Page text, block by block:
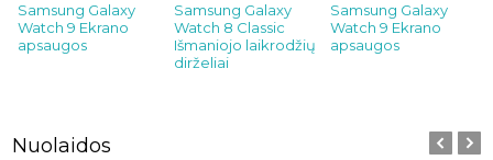
Samsung Galaxy
Watch 9 Ekrano
apsaugos
Samsung Galaxy
Watch 8 Classic
Išmaniojo laikrodžių
dirželiai
Samsung Galaxy
Watch 9 Ekrano
apsaugos
Nuolaidos